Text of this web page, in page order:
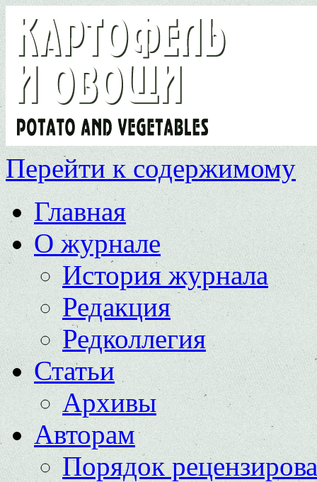
Перейти к содержимому
Главная
О журнале
История журнала
Редакция
Редколлегия
Статьи
Архивы
Авторам
Порядок